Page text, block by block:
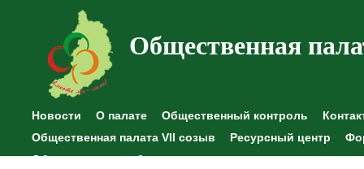
Общественная
Новости О палате Общественный контроль
Общественная палата VII созыв
Ресурсный центр
Общественные наблюдения